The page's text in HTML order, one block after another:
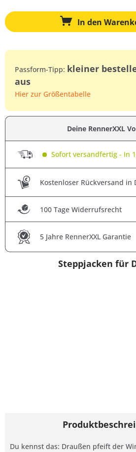
In den
Passform-Tipp: kleiner
aus
Hier zur Größentabelle
Deine RennerXXL
Sofort versandfertig - In
Kostenloser Rückversand in
100 Tage Widerrufsrecht
5 Jahre RennerXXL Garantie
Steppjacken für
Du kennst das: Draußen pfeift der